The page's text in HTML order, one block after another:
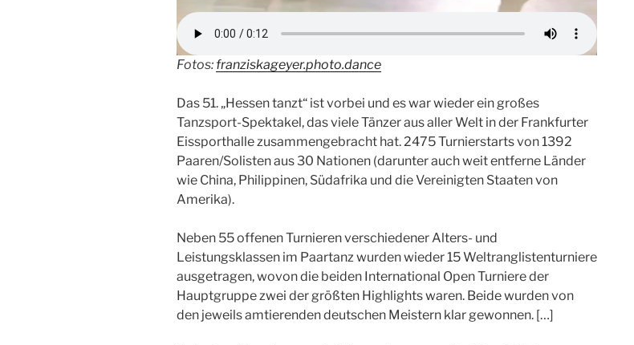
Fotos: franziskageyer.photo.dance
Das 51. „Hessen tanzt“ ist vorbei und es war wieder ein großes
Tanzsport-Spektakel, das viele Tänzer aus aller Welt in der Frankfurter
Eissporthalle zusammengebracht hat. 2475 Turnierstarts von 1392
Paaren/Solisten aus 30 Nationen (darunter auch weit entferne Länder
wie China, Philippinen, Südafrika und die Vereinigten Staaten von
Amerika).
Neben 55 offenen Turnieren verschiedener Alters- und
Leistungsklassen im Paartanz wurden wieder 15 Weltranglistenturniere
ausgetragen, wovon die beiden International Open Turniere der
Hauptgruppe zwei der größten Highlights waren. Beide wurden von
den jeweils amtierenden deutschen Meistern klar gewonnen. […]